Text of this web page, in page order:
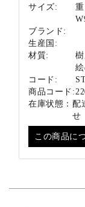
サイズ:
ブランド:
生産国:
材質:
コード:
商品コード:
在庫状態： 配
せ
この商品に